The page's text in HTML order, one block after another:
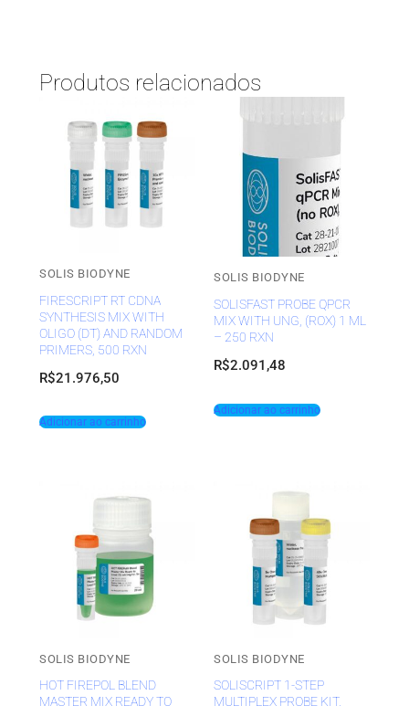
Produtos relacionados
SOLIS BIODYNE
FIRESCRIPT RT CDNA
SYNTHESIS MIX WITH
OLIGO (DT) AND RANDOM
PRIMERS, 500 RXN
R$21.976,50
Adicionar ao carrinho
SOLIS BIODYNE
SOLISFAST PROBE QPCR
MIX WITH UNG, (ROX) 1 ML
– 250 RXN
R$2.091,48
Adicionar ao carrinho
SOLIS BIODYNE
HOT FIREPOL BLEND
MASTER MIX READY TO
SOLIS BIODYNE
SOLISCRIPT 1-STEP
MULTIPLEX PROBE KIT,